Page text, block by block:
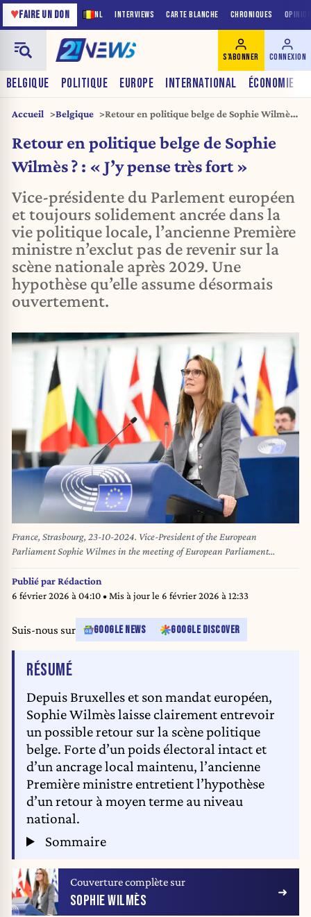
NL INTERVIEWS CARTE BLANCHE CHRONIQUES
♥FAIRE UN DON
BELGIQUE POLITIQUE EUROPE INTERNATIONAL ÉCONOMIE
S'ABONNER CONNEXION
Accueil Belgique
Retour en politique belge de Sophie Wilmès
Retour en politique belge de Sophie
Wilmès ? : « J’y pense très fort »
Vice-présidente du Parlement européen
et toujours solidement ancrée dans la
vie politique locale, l’ancienne Première
ministre n’exclut pas de revenir sur la
scène nationale après 2029. Une
hypothèse qu’elle assume désormais
ouvertement.
France, Strasbourg, 23-10-2024. Vice-President of the European
Parliament Sophie Wilmes in the meeting of European Parliament
Plenary session Seven years from the assassination of Daphne Caruana
Galizia lack of progress in restoring the rule of law in Malta in the
European Parliament. France, Strasbourg, 23-10-2024. Le Vice-presidente
pleniere du Parlement europeen Sept ans apres assassinat de Daphne
Caruana Galizia, absence de progres dans la restauration de Etat de droit
a Malte au Parlement europeen.
Publié parRédaction
6 février 2026 à 04:10• Mis à jour le 6 février 2026 à 12:33
Suis-nous sur GOOGLE NEWS GOOGLE DISCOVER
RÉSUMÉDE L'ARTICLE
Depuis Bruxelles et son mandat européen,
Sophie Wilmès laisse clairement entrevoir
un possible retour sur la scène politique
belge. Forte d’un poids électoral intact et
d’un ancrage local maintenu, l’ancienne
Première ministre entretient l’hypothèse
d’un retour à moyen terme au niveau
national.
Sommaire
Couverture complète sur
SOPHIE WILMÈS